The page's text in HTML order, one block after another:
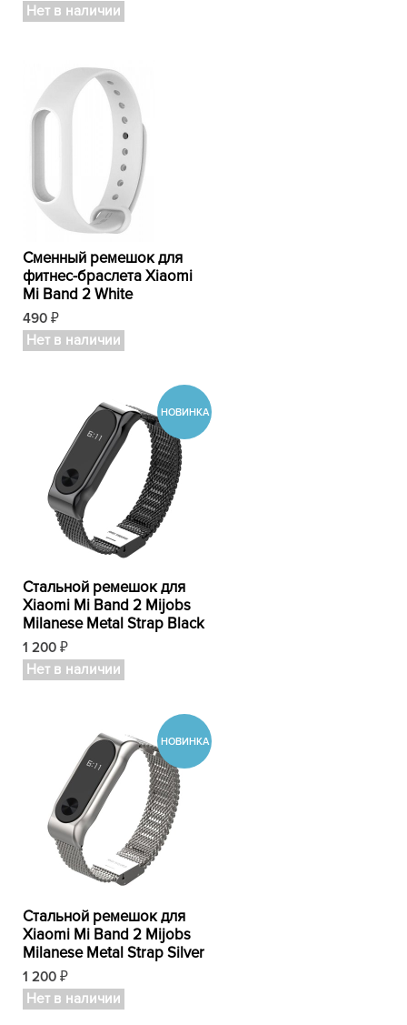
Нет в наличии
Сменный ремешок для
фитнес-браслета Xiaomi
Mi Band 2 White
490 ₽
Нет в наличии
Стальной ремешок для
Xiaomi Mi Band 2 Mijobs
Milanese Metal Strap Black
1 200 ₽
Нет в наличии
Стальной ремешок для
Xiaomi Mi Band 2 Mijobs
Milanese Metal Strap Silver
1 200 ₽
Нет в наличии